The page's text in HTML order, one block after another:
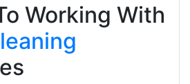
Working With